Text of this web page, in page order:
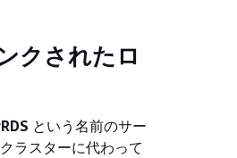
クされたロ
という名前のサー
ラスターに代わって